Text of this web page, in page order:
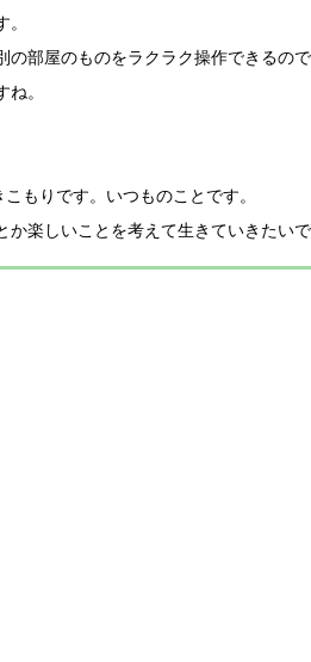
部屋のものをラクラク操作できるので
。
もりです。いつものことです。
楽しいことを考えて生きていきたいで